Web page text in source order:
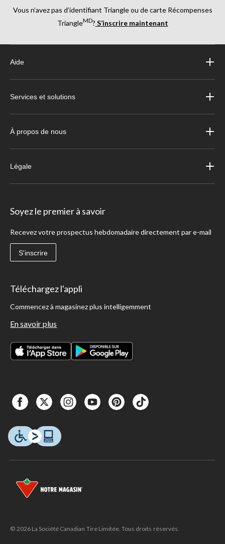
Vous n’avez pas d’identifiant Triangle ou de carte Récompenses
TriangleMD? S’inscrire maintenant
Aide
Services et solutions
À propos de nous
Légale
Soyez le premier à savoir
Recevez votre prospectus hebdomadaire directement par e-mail
S'inscrire
Téléchargez l'appli
Commencez à magasinez plus intelligemment
En savoir plus
© 2026 La Société Canadian Tire Limitée. Tous droits réservés.